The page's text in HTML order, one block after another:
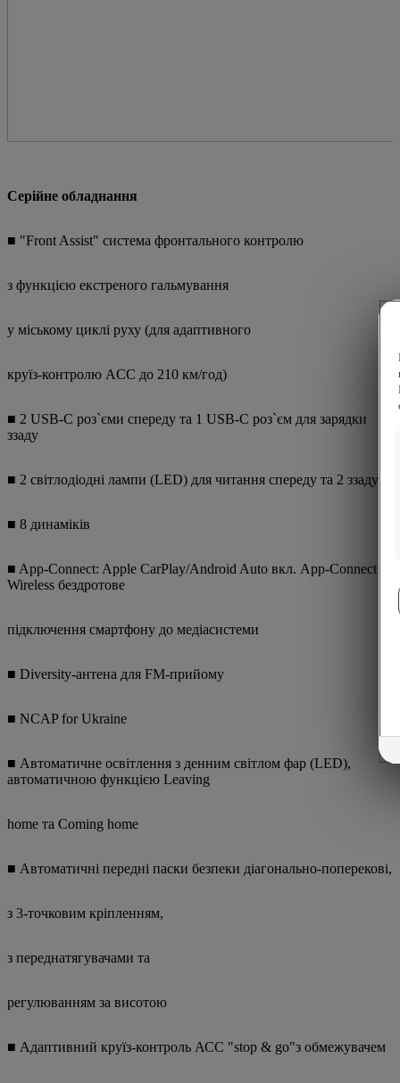
Серійне обладнання
■ "Front Assist" cистема фронтального контролю
з функцією екстреного гальмування
у міському циклі руху (для адаптивного
круїз-контролю ACC до 210 км/год)
■ 2 USB-C роз`єми спереду та 1 USB-C роз`єм для зарядки
ззаду
■ 2 світлодіодні лампи (LED) для читання спереду та 2 ззаду
■ 8 динаміків
■ App-Connect: Apple CarPlay/Android Auto вкл. App-Connect
Wireless бездротове
підключення смартфону до медіасистеми
■ Diversity-антена для FM-прийому
■ NCAP for Ukraine
■ Автоматичне освітлення з денним світлом фар (LED),
автоматичною функцією Leaving
home та Coming home
■ Автоматичні передні паски безпеки діагонально-поперекові,
з 3-точковим кріпленням,
з переднатягувачами та
регулюванням за висотою
■ Адаптивний круїз-контроль АСС "stop & go"з обмежувачем